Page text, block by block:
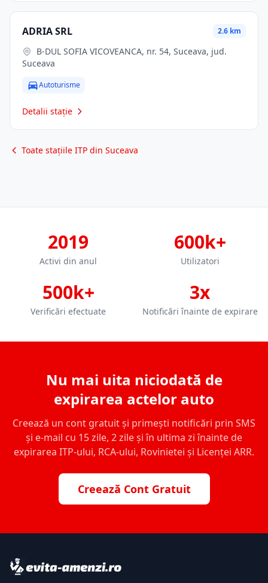
ADRIA SRL 2.6 km
Suceava
Autoturisme
Detalii stație
Toate stațiile ITP din Suceava
2019
Activi din anul
600k+
Utilizatori
500k+
Verificări efectuate
3x
Notificări înainte de expirare
Nu mai uita niciodată de
expirarea actelor auto
Creează un cont gratuit și primești notificări prin SMS
și e-mail cu 15 zile, 2 zile și în ultima zi înainte de
expirarea ITP-ului, RCA-ului, Rovinietei și Licenței ARR.
Creează Cont Gratuit